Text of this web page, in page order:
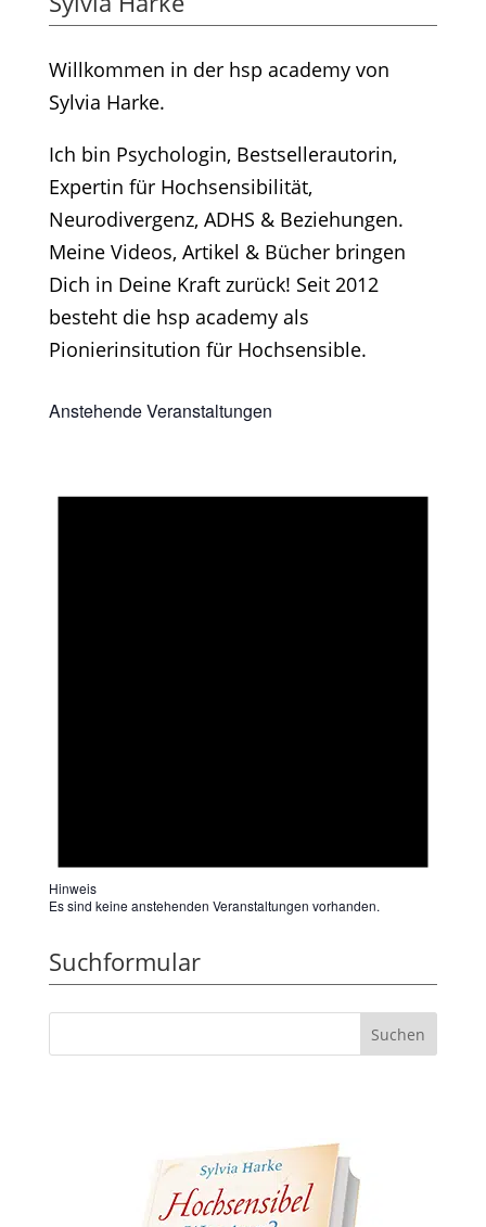
Willkommen in der hsp academy von
Sylvia Harke.
Ich bin Psychologin, Bestsellerautorin,
Expertin für Hochsensibilität,
Neurodivergenz, ADHS & Beziehungen.
Meine Videos, Artikel & Bücher bringen
Dich in Deine Kraft zurück! Seit 2012
besteht die hsp academy als
Pionierinsitution für Hochsensible.
Anstehende Veranstaltungen
Hinweis
Es sind keine anstehenden Veranstaltungen vorhanden.
Suchformular